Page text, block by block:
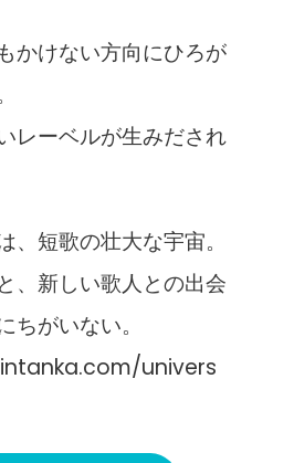
かけない方向にひろが
レーベルが生みだされ
、短歌の壮大な宇宙。
、新しい歌人との出会
ちがいない。
univers